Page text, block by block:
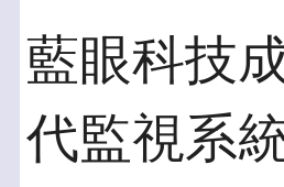
藍眼科技
代監視系